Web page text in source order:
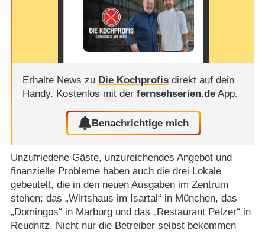
Erhalte News zu Die Kochprofisdirekt auf dein
Handy. Kostenlos mit der fernsehserien.deApp.
Benachrichtige mich
Unzufriedene Gäste, unzureichendes Angebot und
finanzielle Probleme haben auch die drei Lokale
gebeutelt, die in den neuen Ausgaben im Zentrum
stehen: das „Wirtshaus im Isartal“ in München, das
„Domingos“ in Marburg und das „Restaurant Pelzer“ in
Reudnitz. Nicht nur die Betreiber selbst bekommen